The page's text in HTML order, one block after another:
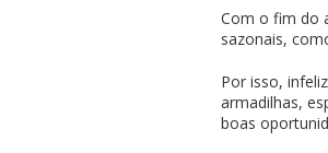
Com o fim do
sazonais,
Por isso,
armadilhas,
boas